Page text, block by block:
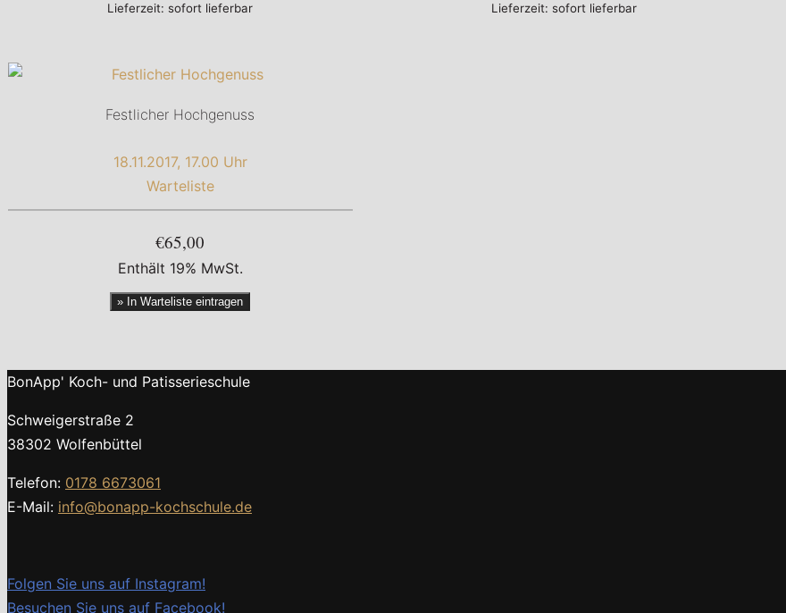
Lieferzeit: sofort lieferbar Lieferzeit: sofort lieferbar
Festlicher Hochgenuss
18.11.2017, 17.00 Uhr
Warteliste
€65,00
Enthält 19% MwSt.
» In Warteliste eintragen
BonApp' Koch- und Patisserieschule
Schweigerstraße 2
38302 Wolfenbüttel
Telefon: 0178 6673061
E-Mail: info@bonapp-kochschule.de
Folgen Sie uns auf Instagram!
Besuchen Sie uns auf Facebook!